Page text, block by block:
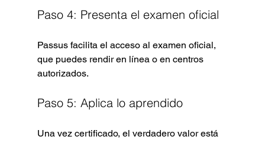
Paso 4: Presenta el examen oficial
Passus facilita el acceso al examen oficial,
que puedes rendir en línea o en centros
autorizados.
Paso 5: Aplica lo aprendido
Una vez certificado, el verdadero valor está